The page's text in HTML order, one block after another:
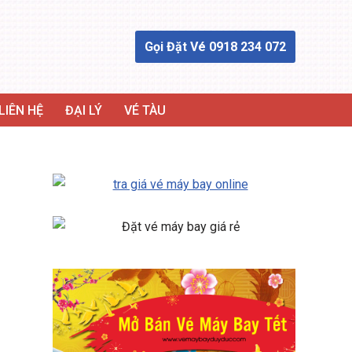
Gọi Đặt Vé 0918 234 072
HỆ ĐẠI LÝ VÉ TÀU